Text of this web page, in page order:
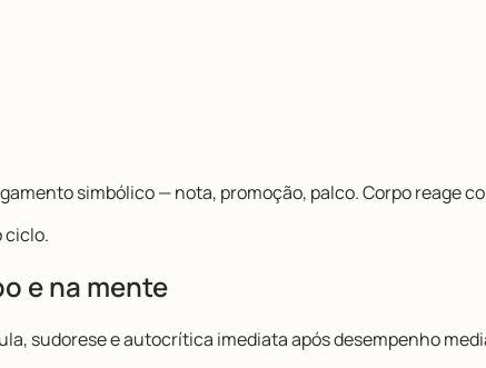
simbólico — nota, promoção, palco. Corpo reage
ciclo.
e na mente
sudorese e autocrítica imediata após desempenho